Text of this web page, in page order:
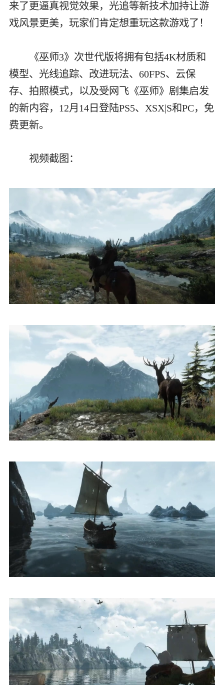
来了更逼真视觉效果，光追等新技术加持让游
戏风景更美，玩家们肯定想重玩这款游戏了！
《巫师3》次世代版将拥有包括4K材质和
模型、光线追踪、改进玩法、60FPS、云保
存、拍照模式，以及受网飞《巫师》剧集启发
的新内容，12月14日登陆PS5、XSX|S和PC，免
费更新。
视频截图：